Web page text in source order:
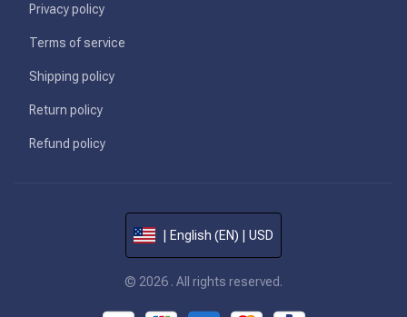
Privacy policy
Terms of service
Shipping policy
Return policy
Refund policy
| English (EN) | USD
© 2026 . All rights reserved.